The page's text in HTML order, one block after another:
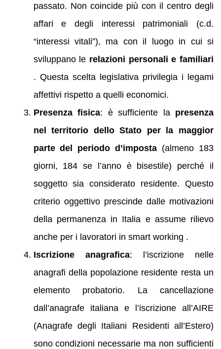
passato. Non coincide più con il centro degli
affari e degli interessi patrimoniali (c.d.
“interessi vitali”), ma con il luogo in cui si
sviluppano le relazioni personali e familiari
. Questa scelta legislativa privilegia i legami
affettivi rispetto a quelli economici.
Presenza fisica: è sufficiente la presenza
nel territorio dello Stato per la maggior
parte del periodo d’imposta (almeno 183
giorni, 184 se l’anno è bisestile) perché il
soggetto sia considerato residente. Questo
criterio oggettivo prescinde dalle motivazioni
della permanenza in Italia e assume rilievo
anche per i lavoratori in smart working .
Iscrizione anagrafica: l’iscrizione nelle
anagrafi della popolazione residente resta un
elemento probatorio. La cancellazione
dall’anagrafe italiana e l’iscrizione all’AIRE
(Anagrafe degli Italiani Residenti all’Estero)
sono condizioni necessarie ma non sufficienti